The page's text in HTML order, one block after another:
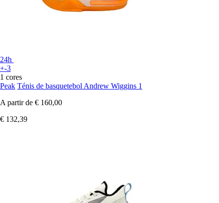
24h
+-3
1 cores
Peak Ténis de basquetebol Andrew Wiggins 1
A partir de € 160,00
€ 132,39